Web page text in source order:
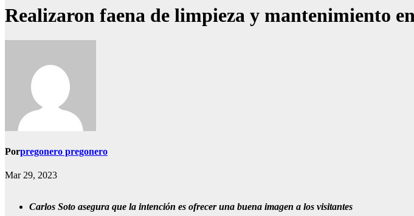
Realizaron faena de limpieza y mantenimiento
Porpregonero pregonero
Mar 29, 2023
Carlos Soto asegura que la intención es ofrecer una buena imagen a los visitantes